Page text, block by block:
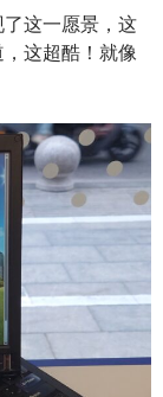
这一愿景，这
这超酷！就像